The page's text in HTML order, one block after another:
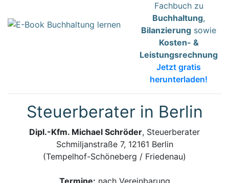
Fachbuch zu
Buchhaltung,
Bilanzierung sowie
Kosten- &
Leistungsrechnung
Jetzt gratis
herunterladen!
Steuerberater in Berlin
Dipl.-Kfm. Michael Schröder, Steuerberater
Schmiljanstraße 7, 12161 Berlin
(Tempelhof-Schöneberg / Friedenau)